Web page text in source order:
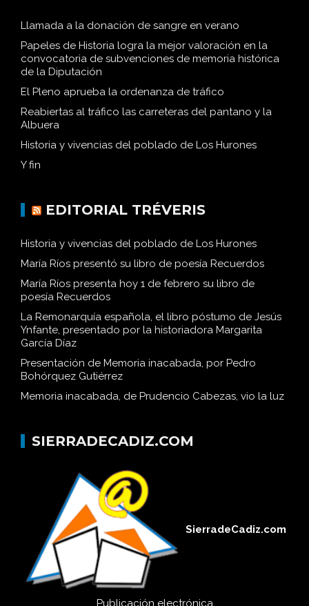
Llamada a la donación de sangre en verano
Papeles de Historia logra la mejor valoración en la
convocatoria de subvenciones de memoria histórica
de la Diputación
El Pleno aprueba la ordenanza de tráfico
Reabiertas al tráfico las carreteras del pantano y la
Albuera
Historia y vivencias del poblado de Los Hurones
Y fin
EDITORIAL TRÉVERIS
Historia y vivencias del poblado de Los Hurones
María Ríos presentó su libro de poesía Recuerdos
María Ríos presenta hoy 1 de febrero su libro de
poesía Recuerdos
La Remonarquía española, el libro póstumo de Jesús
Ynfante, presentado por la historiadora Margarita
García Díaz
Presentación de Memoria inacabada, por Pedro
Bohórquez Gutiérrez
Memoria inacabada, de Prudencio Cabezas, vio la luz
SIERRADECADIZ.COM
SierradeCadiz.com
Publicación electrónica